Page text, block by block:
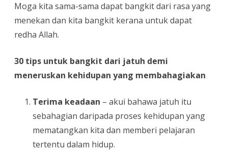
Moga kita sama-sama dapat bangkit dari rasa yang
menekan dan kita bangkit kerana untuk dapat
redha Allah.
30 tips untuk bangkit dari jatuh demi
meneruskan kehidupan yang membahagiakan
Terima keadaan – akui bahawa jatuh itu
sebahagian daripada proses kehidupan yang
mematangkan kita dan memberi pelajaran
tertentu dalam hidup.